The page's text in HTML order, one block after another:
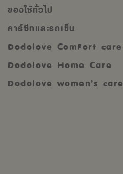
ของใช้ทั่วไป
คาร์ซีทและรถเข็น
Dodolove ComFort care
Dodolove Home Care
Dodolove women’s care